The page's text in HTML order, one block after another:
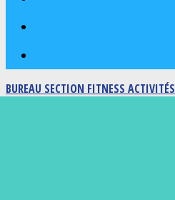
BUREAU SECTION FITNESS ACTIVITÉS